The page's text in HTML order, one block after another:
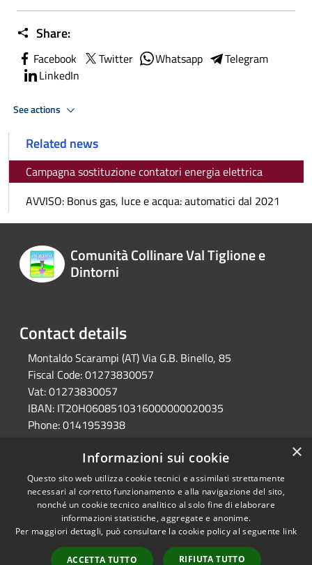
Share:
Facebook Twitter Whatsapp
Telegram
LinkedIn
See actions
Related news
Campagna sostituzione contatori energia elettrica
AVVISO: Bonus gas, luce e acqua: automatici dal 2021
Comunità Collinare Val Tiglione e
Dintorni
Contact details
Montaldo Scarampi (AT) Via G.B. Binello, 85
Fiscal Code:01273830057
Vat:01273830057
IBAN: IT20H0608510316000000020035
Phone:0141953938
RSS
Accessibility
Privacy
Cookie
Sitemap
Ente convenzionato
Astigov
Progetto|Convenzione|
Adesioni
×
Informazioni sui cookie
Questo sito web utilizza cookie tecnici e assimilati strettamente
necessari al corretto funzionamento e alla navigazione del sito,
nonché un cookie tecnico analitico al solo fine di elaborare
informazioni statistiche, aggregate e anonime.
Per maggiori dettagli, può consultare la cookie policy al seguente link
ACCETTA TUTTO RIFIUTA TUTTO